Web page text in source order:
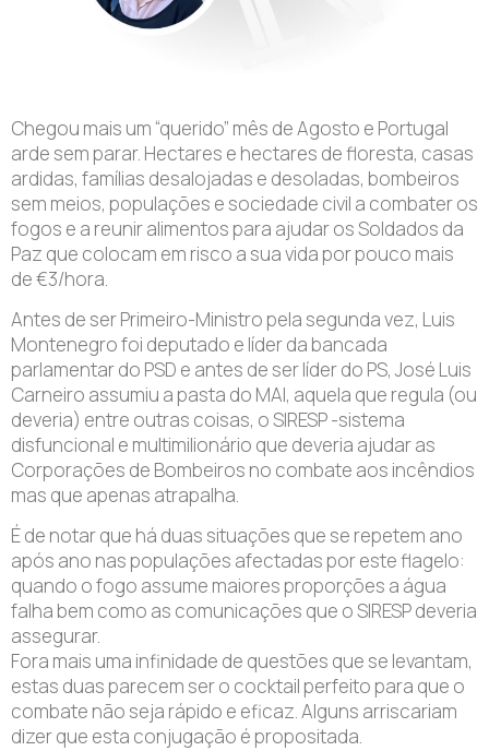
Chegou mais um “querido” mês de Agosto e Portugal
arde sem parar. Hectares e hectares de floresta, casas
ardidas, famílias desalojadas e desoladas, bombeiros
sem meios, populações e sociedade civil a combater os
fogos e a reunir alimentos para ajudar os Soldados da
Paz que colocam em risco a sua vida por pouco mais
de €3/hora.
Antes de ser Primeiro-Ministro pela segunda vez, Luis
Montenegro foi deputado e líder da bancada
parlamentar do PSD e antes de ser líder do PS, José Luis
Carneiro assumiu a pasta do MAI, aquela que regula (ou
deveria) entre outras coisas, o SIRESP -sistema
disfuncional e multimilionário que deveria ajudar as
Corporações de Bombeiros no combate aos incêndios
mas que apenas atrapalha.
É de notar que há duas situações que se repetem ano
após ano nas populações afectadas por este flagelo:
quando o fogo assume maiores proporções a água
falha bem como as comunicações que o SIRESP deveria
assegurar.
Fora mais uma infinidade de questões que se levantam,
estas duas parecem ser o cocktail perfeito para que o
combate não seja rápido e eficaz. Alguns arriscariam
dizer que esta conjugação é propositada.